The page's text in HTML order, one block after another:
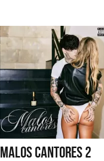
MALOS CANTORES 2